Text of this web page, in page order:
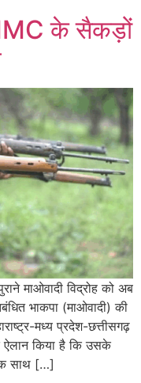
MMC के सैकड़ों
माओवादी विद्रोह को अब
भाकपा (माओवादी) की
मध्य प्रदेश-छत्तीसगढ़
ऐलान किया है कि उसके
साथ […]